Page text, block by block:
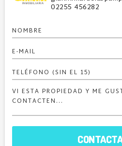
02255 456282